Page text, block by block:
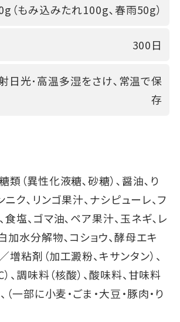
（もみ込みたれ100g､春雨50g）
300日
日光･高温多湿をさけ､常温で保
存
糖類（異性化液糖､砂糖）､醤油､り
ク､リンゴ果汁、ナシピューレ、フ
食塩、ゴマ油､ペア果汁、玉ネギ､レ
加水分解物､コショウ、酵母エキ
増粘剤（加工澱粉、キサンタン）、
、調味料（核酸）、酸味料、甘味料
（一部に小麦・ごま・大豆・豚肉・り